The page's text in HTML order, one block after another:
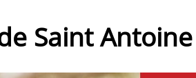
Saint Antoine